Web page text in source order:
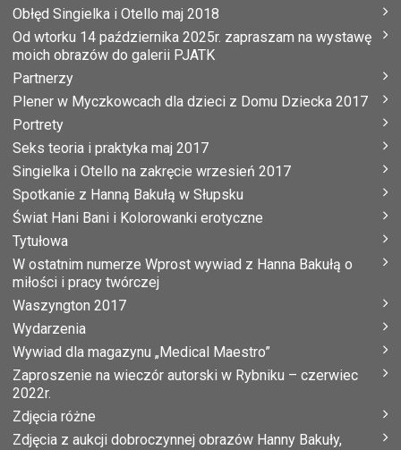
Obłęd Singielka i Otello maj 2018
Od wtorku 14 października 2025r. zapraszam na wystawę
moich obrazów do galerii PJATK
Partnerzy
Plener w Myczkowcach dla dzieci z Domu Dziecka 2017
Portrety
Seks teoria i praktyka maj 2017
Singielka i Otello na zakręcie wrzesień 2017
Spotkanie z Hanną Bakułą w Słupsku
Świat Hani Bani i Kolorowanki erotyczne
Tytułowa
W ostatnim numerze Wprost wywiad z Hanna Bakułą o
miłości i pracy twórczej
Waszyngton 2017
Wydarzenia
Wywiad dla magazynu „Medical Maestro”
Zaproszenie na wieczór autorski w Rybniku – czerwiec
2022r.
Zdjęcia różne
Zdjęcia z aukcji dobroczynnej obrazów Hanny Bakuły,